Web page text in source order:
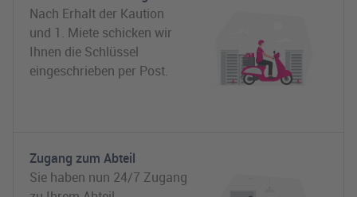
Nach Erhalt der Kaution
und 1. Miete schicken wir
Ihnen die Schlüssel
eingeschrieben per Post.
Zugang zum Abteil
Sie haben nun 24/7 Zugang